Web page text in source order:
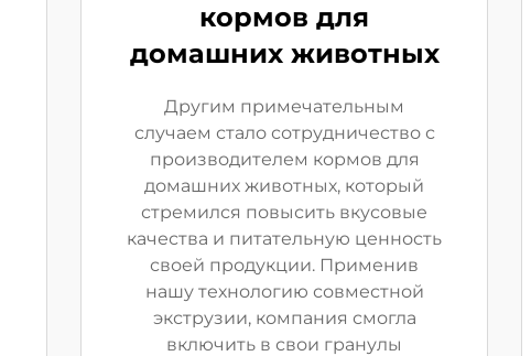
кормов для
домашних животных
Другим примечательным
случаем стало сотрудничество с
производителем кормов для
домашних животных, который
стремился повысить вкусовые
качества и питательную ценность
своей продукции. Применив
нашу технологию совместной
экструзии, компания смогла
включить в свои гранулы